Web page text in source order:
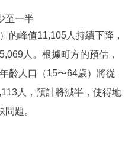
至一半
的峰值11,105人持續下降，
人。根據町方的預估，
齡人口（15〜64歲）將從
人，預計將減半，使得地
題。